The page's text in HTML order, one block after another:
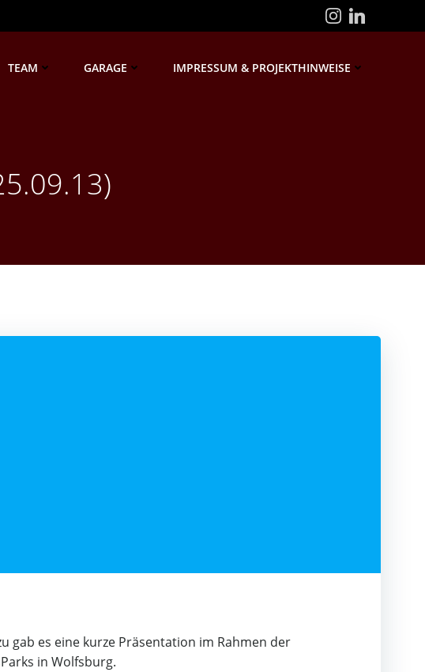
TEAM GARAGE IMPRESSUM & PROJEKTHINWEISE
gab es eine kurze Präsentation im Rahmen der
in Wolfsburg.